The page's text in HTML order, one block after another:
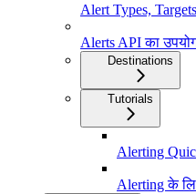
Alert Types,
Alerts API का
Destinations
Tutorials
Alerting
Alerting के